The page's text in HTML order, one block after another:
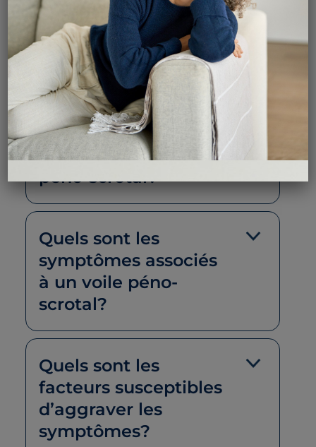
Quelles sont les
causes d’un voile
péno-scrotal?
Quels sont les
symptômes associés
à un voile péno-
scrotal?
Quels sont les
facteurs susceptibles
d’aggraver les
symptômes?